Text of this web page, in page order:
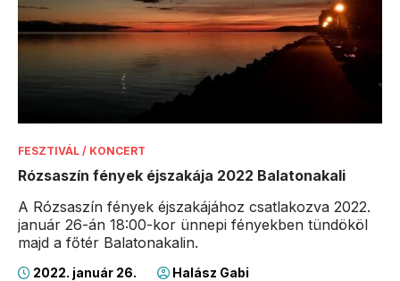
FESZTIVÁL / KONCERT
Rózsaszín fények éjszakája 2022 Balatonakali
A Rózsaszín fények éjszakájához csatlakozva 2022.
január 26-án 18:00-kor ünnepi fényekben tündököl
majd a főtér Balatonakalin.
2022. január 26. Halász Gabi